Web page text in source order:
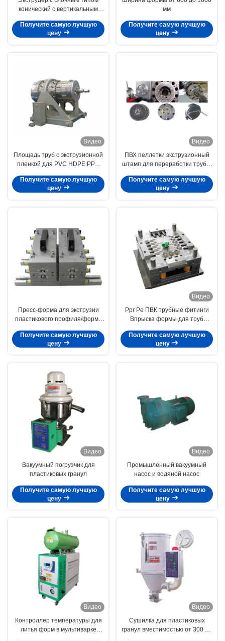
конический с вертикальным
высокого крутящего момента
Получите самую лучшую
цену
мм
Получите самую лучшую
цену
Видео
Площадь труб с экструзионной
пленкой для PVC HDPE PPR
Получите самую лучшую
цену
Видео
ПВХ пеллетки экструзионный
штамп для переработки труб и
Получите самую лучшую
цену
Пресс-форма для экструзии
пластикового профиля/форма
Получите самую лучшую
цену
Видео
Ppr Pe ПВК трубные фитинги
Впрыска формы для труб
Получите самую лучшую
цену
Видео
Вакуумный погрузчик для
пластиковых гранул
Получите самую лучшую
цену
Видео
Промышленный вакуумный
насос и водяной насос
Получите самую лучшую
цену
Видео
Контроллер температуры для
литья форм в мультиварке
Видео
Сушилка для пластиковых
гранул вместимостью от 300 до